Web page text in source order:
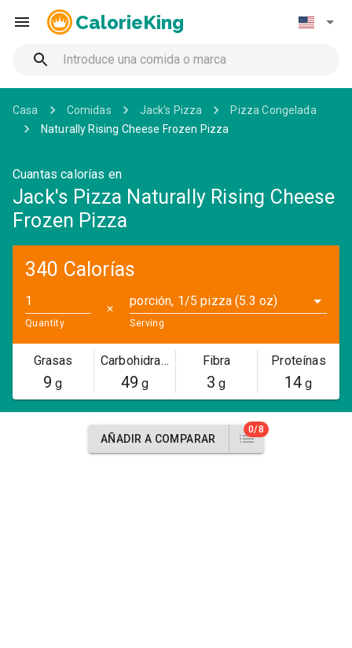
CalorieKing
Casa Comidas Jack's Pizza
Pizza Congelada
Naturally Rising Cheese Frozen Pizza
Cuantas calorías en
Jack's Pizza Naturally Rising Cheese
Frozen Pizza
340 Calorías
Quantity
✕
porción, 1/5 pizza (5.3 oz)
Serving
Grasas
9 g
Carbohidratos
49 g
Fibra
3 g
Proteínas
14 g
AÑADIR A COMPARAR
0/8